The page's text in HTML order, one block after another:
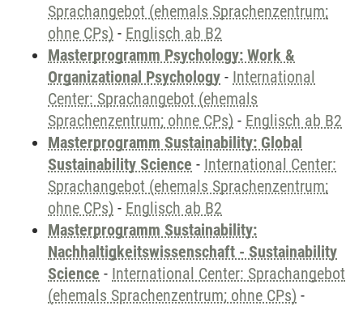
Sprachangebot (ehemals Sprachenzentrum;
ohne CPs) - Englisch ab B2
Masterprogramm Psychology: Work &
Organizational Psychology - International
Center: Sprachangebot (ehemals
Sprachenzentrum; ohne CPs) - Englisch ab B2
Masterprogramm Sustainability: Global
Sustainability Science - International Center:
Sprachangebot (ehemals Sprachenzentrum;
ohne CPs) - Englisch ab B2
Masterprogramm Sustainability:
Nachhaltigkeitswissenschaft - Sustainability
Science - International Center: Sprachangebot
(ehemals Sprachenzentrum; ohne CPs) -